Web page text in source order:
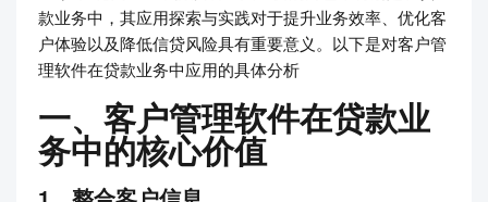
款业务中，其应用探索与实践对于提升业务效率、优化客
户体验以及降低信贷风险具有重要意义。以下是对客户管
理软件在贷款业务中应用的具体分析
一、客户管理软件在贷款业
务中的核心价值